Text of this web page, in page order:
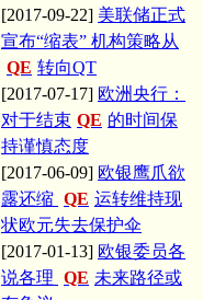
[2017-09-22] 美联储正式
宣布“缩表” 机构策略从
QE 转向QT
[2017-07-17] 欧洲央行：
对于结束 QE 的时间保
持谨慎态度
[2017-06-09] 欧银鹰爪欲
露还缩 QE 运转维持现
状欧元失去保护伞
[2017-01-13] 欧银委员各
说各理 QE 未来路径或